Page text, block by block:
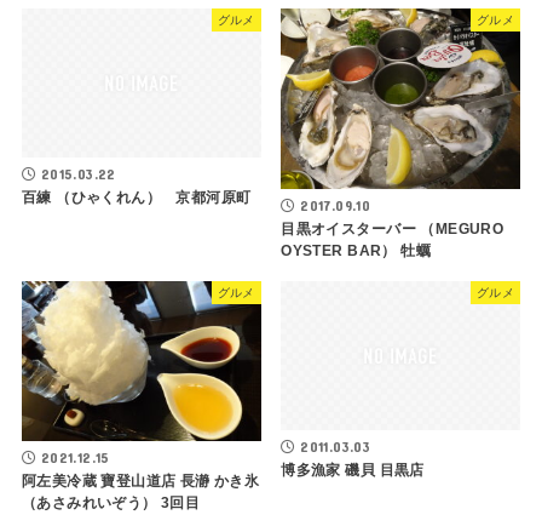
グルメ
2015.03.22
百練 （ひゃくれん） 京都河原町
グルメ
2017.09.10
目黒オイスターバー （MEGURO
OYSTER BAR） 牡蠣
グルメ
2021.12.15
阿左美冷蔵 寶登山道店 長瀞 かき氷
（あさみれいぞう） 3回目
グルメ
2011.03.03
博多漁家 磯貝 目黒店